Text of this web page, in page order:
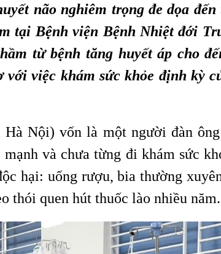
não nghiêm trọng đe dọa
tại Bệnh viện Bệnh Nhiệt đới
từ bệnh tăng huyết áp cho
việc khám sức khỏe định kỳ
Nội) vốn là một người đàn
và chưa từng đi khám sức
hại: uống rượu, bia thường
thói quen hút thuốc lào nhiều năm.